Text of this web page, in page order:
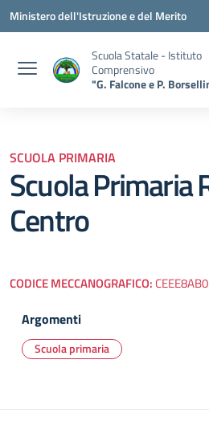
Vai ai contenuti
Vai al menu di navigazione
Vai al footer
Ministero dell'Istruzione e del Merito
Scuola Statale - Istituto
Comprensivo
"G. Falcone e P.
SCUOLA PRIMARIA
Scuola Primaria
Centro
CODICE MECCANOGRAFICO:
Argomenti
Scuola primaria